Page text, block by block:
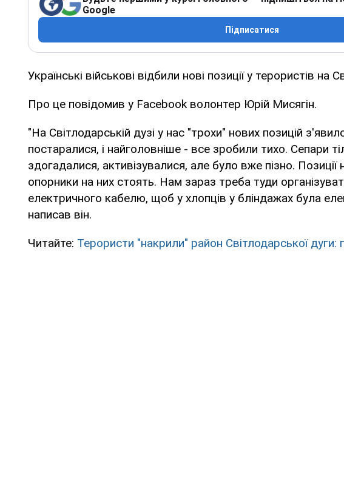
Google
Підписатися
Українські військові відбили нові позиції у терористів на
Про це повідомив у Facebook волонтер Юрій Мисягін.
"На Світлодарській дузі у нас "трохи" нових позицій
постаралися, і найголовніше - все зробили тихо. Сепари
здогадалися, активізувалися, але було вже пізно. Позиції
опорники на них стоять. Нам зараз треба туди
електричного кабелю, щоб у хлопців у бліндажах була
написав він.
Читайте: Терористи "накрили" район Світлодарської дуги: